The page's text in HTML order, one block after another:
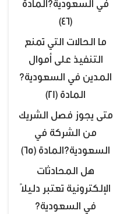
في السعودية؟المادة
(46)
ما الحالات التي تمنع
التنفيذ على أموال
المدين في السعودية؟
المادة (21)
متى يجوز فصل الشريك
من الشركة في
السعودية؟المادة (65)
هل المحادثات
الإلكترونية تعتبر دليلًا
في السعودية؟